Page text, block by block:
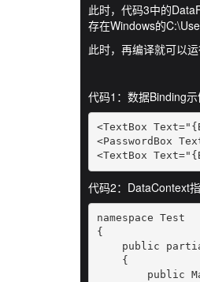
此时，代码3中的
存在Windows的
此时，再编译就可以运
代码1：数据Binding示
<TextBox
<PasswordBox
<TextBox
代码2：DataContext指
namespace Test
{
public
    {
public